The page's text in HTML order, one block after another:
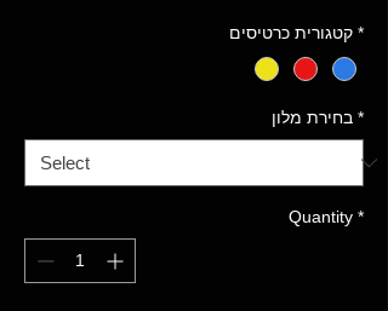
קטגורית כרטיסים *
בחירת מלון *
Quantity *